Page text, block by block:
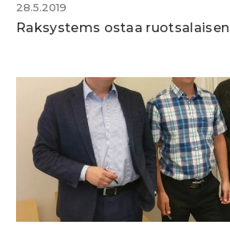
28.5.2019
Raksystems ostaa ruotsalaisen